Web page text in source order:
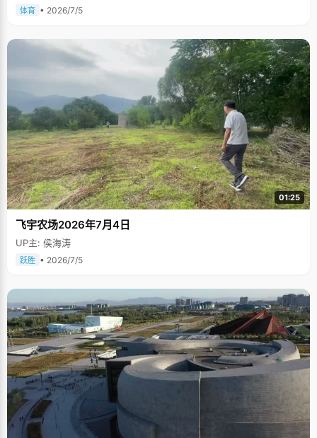
体育 • 2026/7/5
01:25
飞宇农场2026年7月4日
UP主: 侯海涛
跃胜 • 2026/7/5